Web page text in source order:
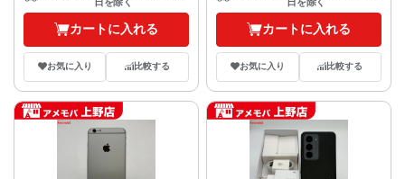
カートに入れる
お気に入り 比較する
カートに入れる
お気に入り 比較する